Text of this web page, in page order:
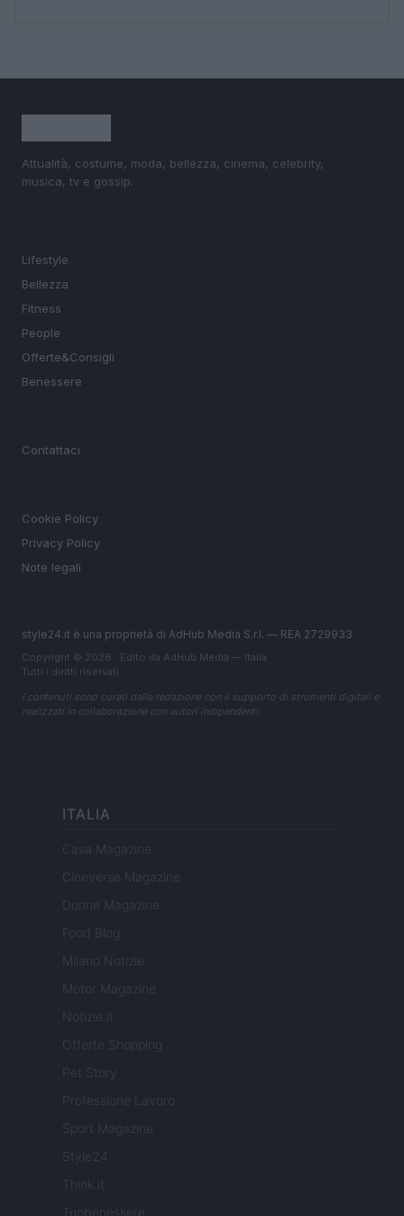
Attualità, costume, moda, bellezza, cinema, celebrity,
musica, tv e gossip.
Lifestyle
Bellezza
Fitness
People
Offerte&Consigli
Benessere
Contattaci
Cookie Policy
Privacy Policy
Note legali
style24.it è una proprietà di AdHub Media S.r.l. — REA 2729933
Copyright © 2026 · Edito da AdHub Media — Italia
Tutti i diritti riservati
I contenuti sono curati dalla redazione con il supporto di strumenti digitali e
realizzati in collaborazione con autori indipendenti.
ITALIA
Casa Magazine
Cineverse Magazine
Donne Magazine
Food Blog
Milano Notizie
Motor Magazine
Notizie.it
Offerte Shopping
Pet Story
Professione Lavoro
Sport Magazine
Style24
Think.it
Tuobenessere